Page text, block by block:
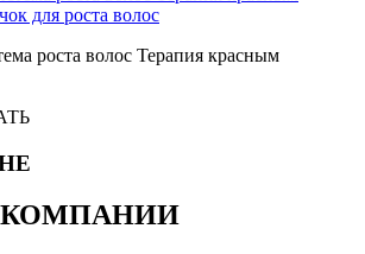
роста волос Терапия красным